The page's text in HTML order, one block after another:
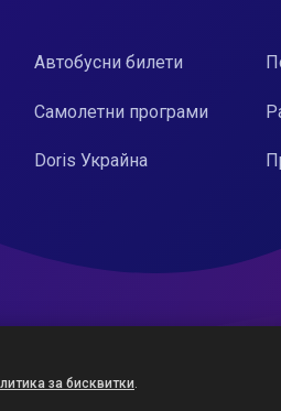
Автобусни билети
Самолетни програми
Doris Украйна
за бисквитки.